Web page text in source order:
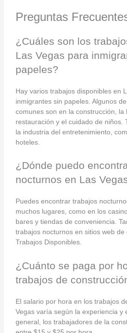
Preguntas
¿Cuáles son los
Las Vegas para
papeles?
Hay varios trabajos disponibles en
inmigrantes sin papeles. Algunos
comunes son en la construcción,
restauración y el cuidado de niños.
la industria del entretenimiento,
hoteles.
¿Dónde puedo
nocturnos en Las
Puedes encontrar trabajos
muchos lugares, como en los
bares y tiendas de conveniencia.
trabajos nocturnos en sitios web
Trabajos Disponibles.
¿Cuánto se paga por
trabajos de
El salario por hora en los trabajos
Vegas varía según la experiencia y
general, los trabajadores de la